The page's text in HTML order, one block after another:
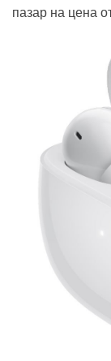
пазар на цена